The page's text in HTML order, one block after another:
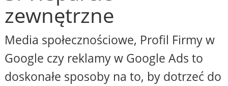
zewnętrzne
Media społecznościowe, Profil Firmy w
Google czy reklamy w Google Ads to
doskonałe sposoby na to, by dotrzeć do